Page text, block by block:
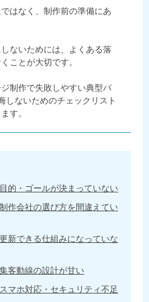
はなく、制作前の準備にあ
ないためには、よくある落
ことが大切です。
制作で失敗しやすい典型パ
しないためのチェックリスト
す。
的・ゴールが決まっていない
作会社の選び方を間違えてい
新できる仕組みになっていな
客動線の設計が甘い
マホ対応・セキュリティ不足